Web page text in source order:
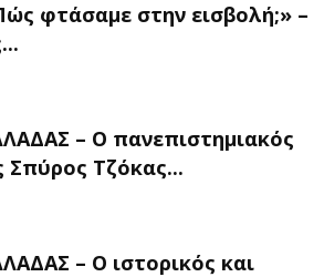
φτάσαμε στην εισβολή;» –
– O πανεπιστημιακός
Σπύρος Τζόκας...
– O ιστορικός και